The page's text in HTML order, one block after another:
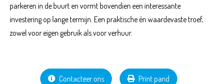
parkeren in de buurt en vormt bovendien een interessante
investering op lange termijn. Een praktische én waardevaste troef,
zowel voor eigen gebruik als voor verhuur.
Contacteer ons Print pand